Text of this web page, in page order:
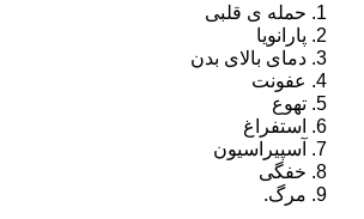
حمله ی قلبی
پارانویا
دمای بالای بدن
عفونت
تهوع
استفراغ
آسپیراسیون
خفگی
مرگ.